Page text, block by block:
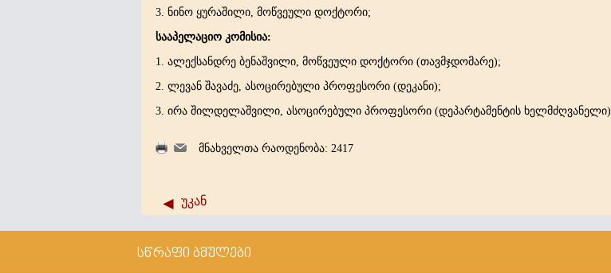
3. ნინო ყურაშილი, მოწვეული დოქტორი;
სააპელაციო კომისია:
1. ალექსანდრე ბენაშვილი, მოწვეული დოქტორი (თავმჯდომარე);
2. ლევან შავაძე, ასოცირებული პროფესორი (დეკანი);
3. ირა შილდელაშვილი, ასოცირებული პროფესორი (დეპარტამენტის ხელმძღვანელი)
მნახველთა რაოდენობა: 2417
უკან
სწრაფი ბმულები